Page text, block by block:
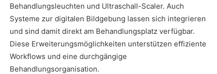
Behandlungsleuchten und Ultraschall-Scaler. Auch
Systeme zur digitalen Bildgebung lassen sich integrieren
und sind damit direkt am Behandlungsplatz verfügbar.
Diese Erweiterungsmöglichkeiten unterstützen effiziente
Workflows und eine durchgängige
Behandlungsorganisation.